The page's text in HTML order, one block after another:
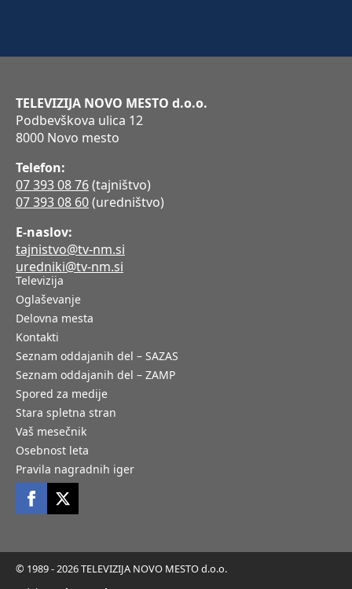
TELEVIZIJA NOVO MESTO d.o.o.
Podbevškova ulica 12
8000 Novo mesto
Telefon:
07 393 08 76(tajništvo)
07 393 08 60(uredništvo)
E-naslov:
tajnistvo@tv-nm.si
uredniki@tv-nm.si
Televizija
Oglaševanje
Delovna mesta
Kontakti
Seznam oddajanih del – SAZAS
Seznam oddajanih del – ZAMP
Spored za medije
Stara spletna stran
Vaš mesečnik
Osebnost leta
Pravila nagradnih iger
© 1989 - 2026 TELEVIZIJA NOVO MESTO d.o.o.